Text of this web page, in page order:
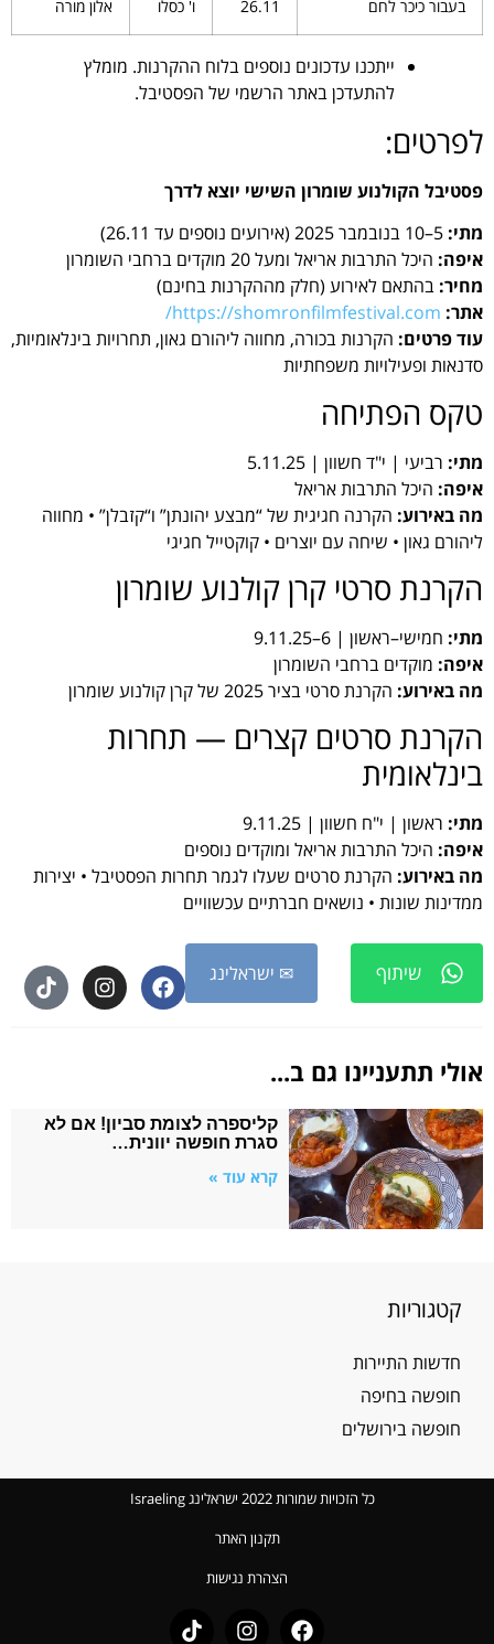
בעבור כיכר לחם 26.11 ו' כסלו אלון מורה
ייתכנו עדכונים נוספים בלוח ההקרנות. מומלץ
להתעדכן באתר הרשמי של הפסטיבל.
לפרטים:
פסטיבל הקולנוע שומרון השישי יוצא לדרך
מתי:
איפה: היכל התרבות אריאל ומעל 20 מוקדים ברחבי השומרון
מחיר: בהתאם לאירוע (חלק מההקרנות בחינם)
אתר: https://shomronfilmfestival.com/
עוד פרטים: הקרנות בכורה, מחווה ליהורם גאון, תחרויות בינלאומיות,
סדנאות ופעילויות משפחתיות
טקס הפתיחה
מתי: רביעי | י"ד חשוון | 5.11.25
איפה: היכל התרבות אריאל
מה באירוע: הקרנה חגיגית של “מבצע יהונתן” ו“קזבלן” • מחווה
ליהורם גאון • שיחה עם יוצרים • קוקטייל חגיגי
הקרנת סרטי קרן קולנוע שומרון
מתי: חמישי–ראשון | 6–9.11.25
איפה: מוקדים ברחבי השומרון
מה באירוע: הקרנת סרטי בציר 2025 של קרן קולנוע שומרון
הקרנת סרטים קצרים — תחרות
בינלאומית
מתי: ראשון | י"ח חשוון | 9.11.25
איפה: היכל התרבות אריאל ומוקדים נוספים
מה באירוע: הקרנת סרטים שעלו לגמר תחרות הפסטיבל • יצירות
ממדינות שונות • נושאים חברתיים עכשוויים
שיתוף ✉ ישראלינג
אולי תתעניינו גם ב...
קליספרה לצומת סביון! אם לא
סגרת חופשה יוונית…
קרא עוד »
קטגוריות
חדשות התיירות
חופשה בחיפה
חופשה בירושלים
כל הזכויות שמורות 2022 ישראלינג Israeling
תקנון האתר
הצהרת נגישות